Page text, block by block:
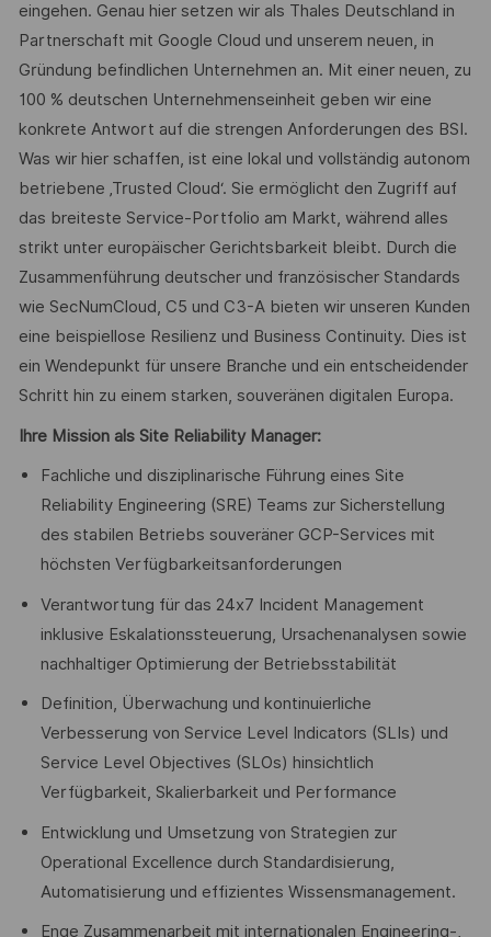
eingehen. Genau hier setzen wir als Thales Deutschland in
Partnerschaft mit Google Cloud und unserem neuen, in
Gründung befindlichen Unternehmen an. Mit einer neuen, zu
100 % deutschen Unternehmenseinheit geben wir eine
konkrete Antwort auf die strengen Anforderungen des BSI.
Was wir hier schaffen, ist eine lokal und vollständig autonom
betriebene ‚Trusted Cloud‘. Sie ermöglicht den Zugriff auf
das breiteste Service-Portfolio am Markt, während alles
strikt unter europäischer Gerichtsbarkeit bleibt. Durch die
Zusammenführung deutscher und französischer Standards
wie SecNumCloud, C5 und C3-A bieten wir unseren Kunden
eine beispiellose Resilienz und Business Continuity. Dies ist
ein Wendepunkt für unsere Branche und ein entscheidender
Schritt hin zu einem starken, souveränen digitalen Europa.
Ihre Mission als Site Reliability Manager:
Fachliche und disziplinarische Führung eines Site
Reliability Engineering (SRE) Teams zur Sicherstellung
des stabilen Betriebs souveräner GCP-Services mit
höchsten Verfügbarkeitsanforderungen
Verantwortung für das 24x7 Incident Management
inklusive Eskalationssteuerung, Ursachenanalysen sowie
nachhaltiger Optimierung der Betriebsstabilität
Definition, Überwachung und kontinuierliche
Verbesserung von Service Level Indicators (SLIs) und
Service Level Objectives (SLOs) hinsichtlich
Verfügbarkeit, Skalierbarkeit und Performance
Entwicklung und Umsetzung von Strategien zur
Operational Excellence durch Standardisierung,
Automatisierung und effizientes Wissensmanagement.
Enge Zusammenarbeit mit internationalen Engineering-,